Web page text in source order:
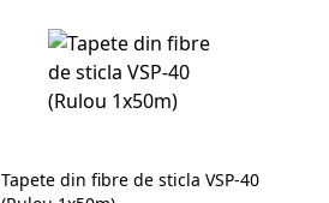
Tapete din fibre de sticla VSP-40